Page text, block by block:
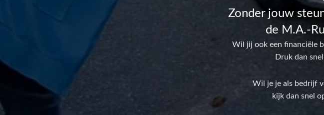
Zonder jouw
de M.A.-
Wil jij ook een financiële
Druk dan
Wil je je als bedrijf
kijk dan snel